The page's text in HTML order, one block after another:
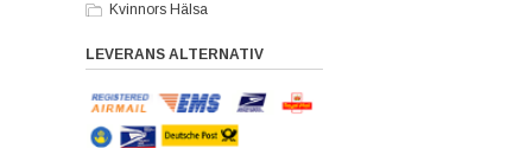
Kvinnors Hälsa
LEVERANS ALTERNATIV